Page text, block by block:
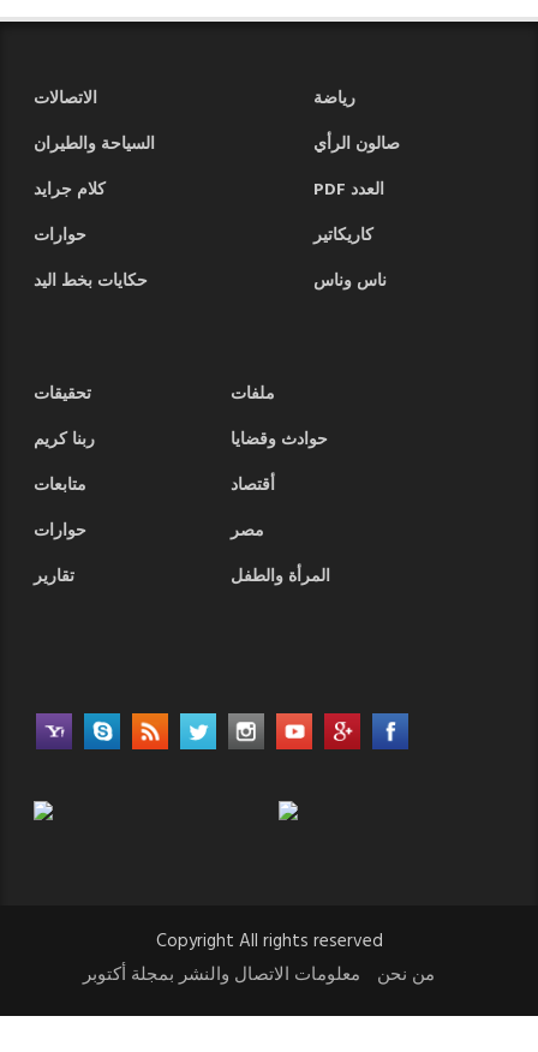
رياضة
الاتصالات
صالون الرأي
السياحة والطيران
العدد PDF
كلام جرايد
كاريكاتير
حوارات
ناس وناس
حكايات بخط اليد
ملفات
تحقيقات
حوادث وقضايا
ربنا كريم
أقتصاد
متابعات
مصر
حوارات
المرأة والطفل
تقارير
Copyright All rights reserved
من نحن
معلومات الاتصال والنشر بمجلة أكتوبر